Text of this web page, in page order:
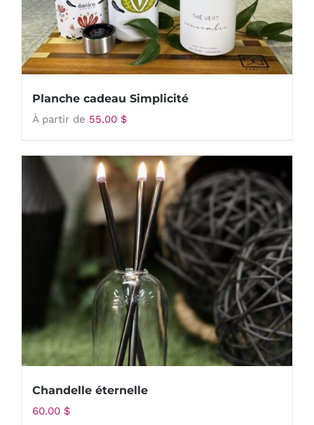
Planche cadeau Simplicité
À partir de 55.00 $
Chandelle éternelle
60.00 $